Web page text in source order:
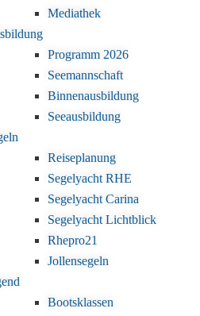
Mediathek
Programm 2026
Seemannschaft
Binnenausbildung
Seeausbildung
Reiseplanung
Segelyacht RHE
Segelyacht Carina
Segelyacht Lichtblick
Rhepro21
Jollensegeln
Bootsklassen